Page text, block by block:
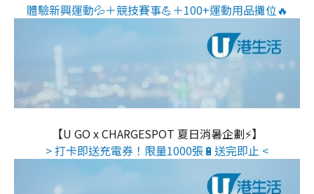
體驗新興運動💦＋競技賽事💪＋100+運動用品攤位🔥
【U GO x CHARGESPOT 夏日消暑企劃⚡】
> 打卡即送充電券！限量1000張🔋送完即止 <